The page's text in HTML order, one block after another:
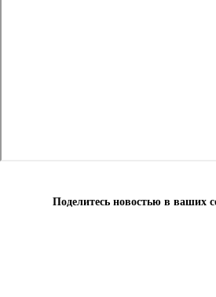
Поделитесь новостью в ваших